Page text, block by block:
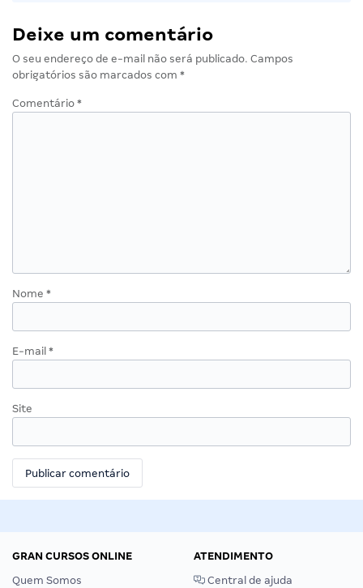
Deixe um comentário
O seu endereço de e-mail não será publicado. Campos
obrigatórios são marcados com *
Comentário *
Nome *
E-mail *
Site
GRAN CURSOS ONLINE
Quem Somos
ATENDIMENTO
Central de ajuda